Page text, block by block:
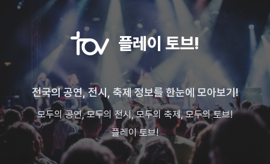
플레이 토브!
전국의 공연, 전시, 축제 정보를 한눈에 모아보기!
모두의 공연, 모두의 전시, 모두의 축제, 모두의 토브!
플레이 토브!